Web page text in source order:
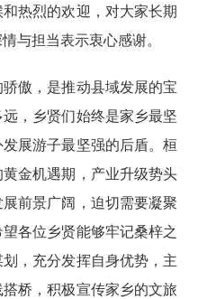
热烈的欢迎，对大家长期
与担当表示衷心感谢。
傲，是推动县域发展的宝
，乡贤们始终是家乡最坚
展游子最坚强的后盾。桓
金机遇期，产业升级势头
前景广阔，迫切需要凝聚
各位乡贤能够牢记桑梓之
，充分发挥自身优势，主
桥，积极宣传家乡的文旅